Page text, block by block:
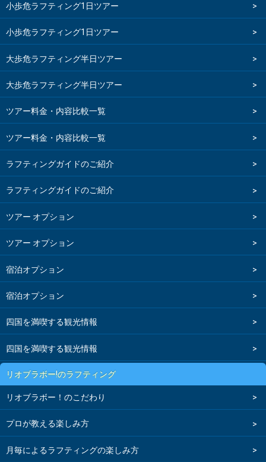
小歩危ラフティング1日ツアー
小歩危ラフティング1日ツアー
大歩危ラフティング半日ツアー
大歩危ラフティング半日ツアー
ツアー料金・内容比較一覧
ツアー料金・内容比較一覧
ラフティングガイドのご紹介
ラフティングガイドのご紹介
ツアー オプション
ツアー オプション
宿泊オプション
宿泊オプション
四国を満喫する観光情報
四国を満喫する観光情報
リオブラボー!のラフティング
リオブラボー！のこだわり
プロが教える楽しみ方
月毎によるラフティングの楽しみ方